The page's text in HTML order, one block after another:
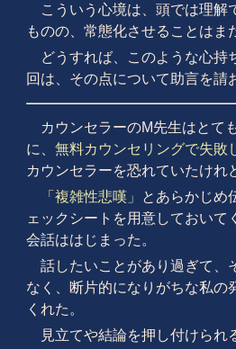
こういう心境は、頭では理解
ものの、常態化させることはま
どうすれば、このような心持
回は、その点について助言を請
カウンセラーのM先生はとて
に、 無料カウンセリングで失敗
カウンセラーを恐れていたけれ
「複雑性悲嘆」
とあらかじめ
ェックシートを用意しておいて
会話ははじまった。
話したいことがあり過ぎて、
なく、断片的になりがちな私の
くれた。
見立てや結論を押し付けられ